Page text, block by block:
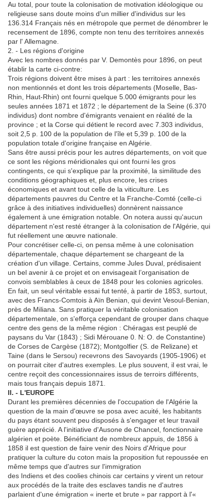
Au total, pour toute la colonisation de motivation idéologique ou
religieuse sans doute moins d'un millier d'individus sur les
136.314 Français nés en métropole que permet de dénombrer le
recensement de 1896, compte non tenu des territoires annexés
par l' Allemagne.
2. - Les régions d'origine
Avec les nombres donnés par V. Demontès pour 1896, on peut
établir la carte ci-contre:
Trois régions doivent être mises à part : les territoires annexés
non mentionnés et dont les trois départements (Moselle, Bas-
Rhin, Haut-Rhin) ont fourni quelque 5.000 émigrants pour les
seules années 1871 et 1872 ; le département de la Seine (6.370
individus) dont nombre d'émigrants venaient en réalité de la
province ; et la Corse qui détient le record avec 7.303 individus,
soit 2,5 p. 100 de la population de l'île et 5,39 p. 100 de la
population totale d'origine française en Algérie.
Sans être aussi précis pour les autres départements, on voit que
ce sont les régions méridionales qui ont fourni les gros
contingents, ce qui s'explique par la proximité, la similitude des
conditions géographiques et, plus encore, les crises
économiques et avant tout celle de la viticulture. Les
départements pauvres du Centre et la Franche-Comté (celle-ci
grâce à des initiatives individuelles) donnèrent naissance
également à une émigration notable. On notera aussi qu'aucun
département n'est resté étranger à la colonisation de l'Algérie, qui
fut réellement une œuvre nationale.
Pour concrétiser celle-ci, on pensa même à une colonisation
départementale, chaque département se chargeant de la
création d'un village. Certains, comme Jules Duval, prédisaient
un bel avenir à ce projet et on envisageait l’organisation de
convois semblables à ceux de 1848 pour les colonies agricoles.
En fait, un seul véritable essai fut tenté, à partir de 1853, surtout,
avec des Francs-Comtois à Aïn Benian, qui devint Vesoul-Benian,
près de Miliana. Sans pratiquer la véritable colonisation
départementale, on s'efforça cependant de grouper dans chaque
centre des gens de la même région : Chéragas est peuplé de
paysans du Var (1843) ; Sidi Mérouane 0. N: O. de Constantine)
de Corses de Cargèse (1872); Montgolfier (S. de Relizane) et
Taine (dans le Sersou) recevrons des Savoyards (1905-1906) et
on pourrait citer d'autres exemples. Le plus souvent, il est vrai, le
centre reçoit des concessionnaires issus de terroirs différents,
mais tous français depuis 1871.
II. - L'EUROPE
Durant les premières décennies de l'occupation de l'Algérie la
question de la main d'œuvre se posa avec acuité, les habitants
du pays étant souvent peu disposés à s'engager et leur travail
guère apprécié. A l'initiative d'Ausone de Chancel, fonctionnaire
algérien et poète. Bénéficiant de nombreux appuis, de 1856 à
1858 il est question de faire venir des Noirs d'Afrique pour
pratiquer la culture du coton mais la proposition fut repoussée en
même temps que d'autres sur l'immigration
des Indiens et des coolies chinois car certains y virent un retour
aux procédés de la traite des esclaves tandis ne d'autres
parlaient d'une émigration « inerte et brute » par rapport à l'«